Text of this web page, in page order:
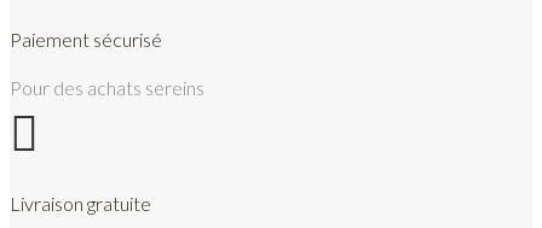
Paiement sécurisé
Pour des achats sereins

Livraison gratuite